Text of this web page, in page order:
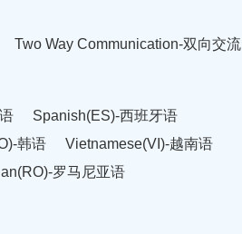
Two Way Communication-双向交流
Spanish(ES)-西班牙语
韩语
Vietnamese(VI)-越南语
罗马尼亚语